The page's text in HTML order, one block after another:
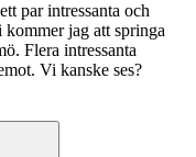
par intressanta och
jag att springa
Flera intressanta
Vi kanske ses?